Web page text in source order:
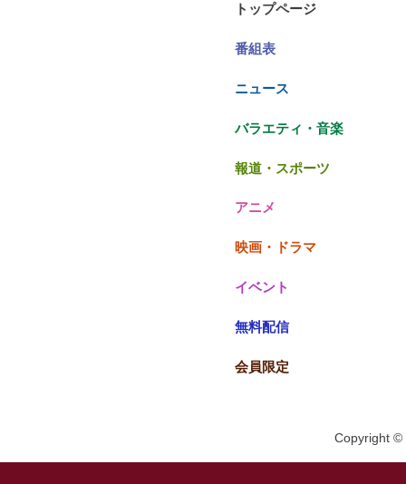
トップページ
番組表
ニュース
バラエティ・音楽
報道・スポーツ
アニメ
映画・ドラマ
イベント
無料配信
会員限定
Copyright ©